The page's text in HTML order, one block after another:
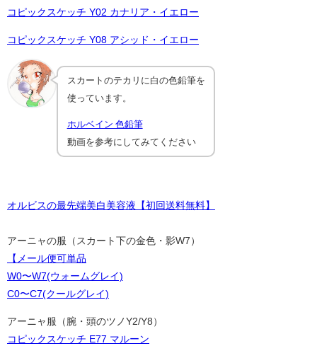
コピックスケッチ Y02 カナリア・イエロー
コピックスケッチ Y08 アシッド・イエロー
スカートのテカリに白の色鉛筆を
使っています。
ホルベイン 色鉛筆
動画を参考にしてみてください
オルビスの最先端美白美容液【初回送料無料】
アーニャの服（スカート下の金色・影W7）
【メール便可単品
W0〜W7(ウォームグレイ)
C0〜C7(クールグレイ)
アーニャ服（腕・頭のツノY2/Y8）
コピックスケッチ E77 マルーン